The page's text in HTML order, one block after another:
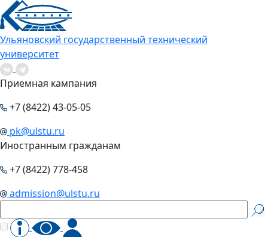
Ульяновский государственный технический
университет
Приемная кампания
+7 (8422) 43-05-05
pk@ulstu.ru
Иностранным гражданам
+7 (8422) 778-458
admission@ulstu.ru